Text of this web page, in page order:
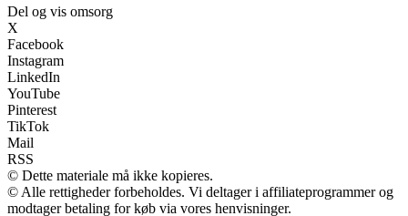
Del og vis omsorg
X
Facebook
Instagram
LinkedIn
YouTube
Pinterest
TikTok
Mail
RSS
© Dette materiale må ikke kopieres.
© Alle rettigheder forbeholdes. Vi deltager i affiliateprogrammer og
modtager betaling for køb via vores henvisninger.